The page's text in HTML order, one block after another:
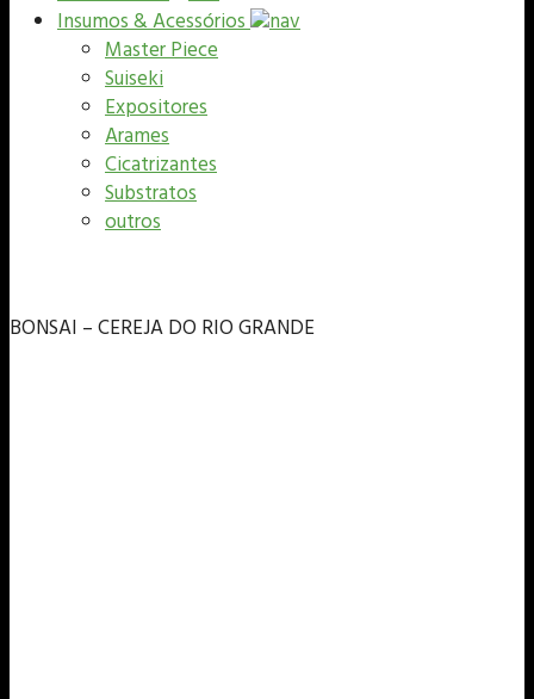
Insumos & Acessórios
Master Piece
Suiseki
Expositores
Arames
Cicatrizantes
Substratos
outros
BONSAI – CEREJA DO RIO GRANDE